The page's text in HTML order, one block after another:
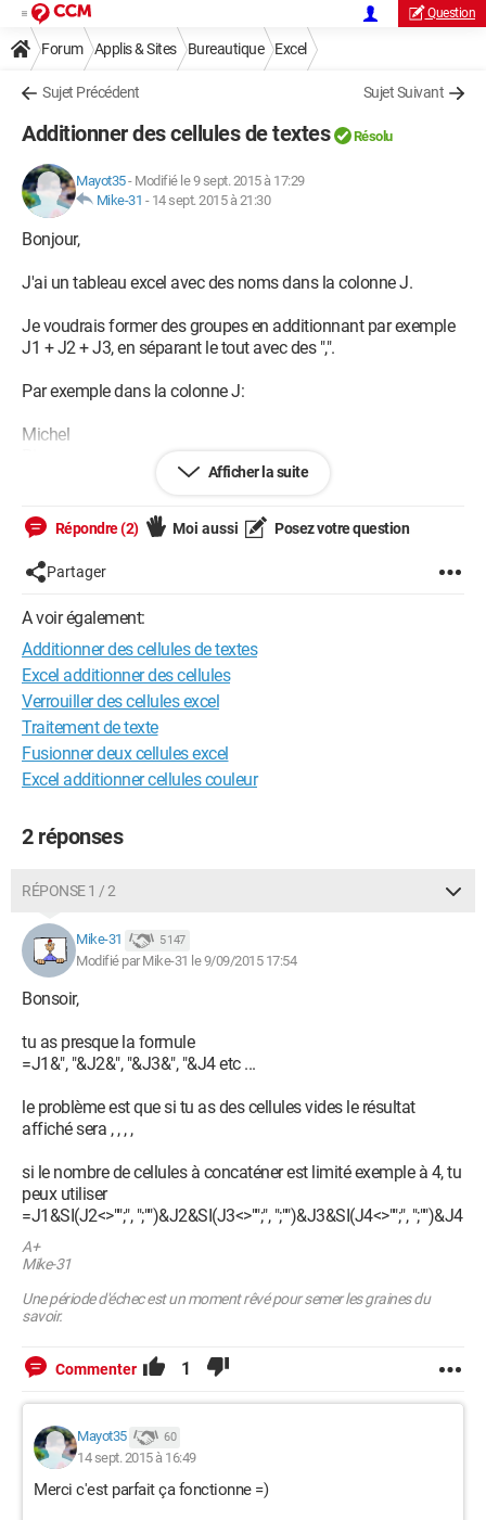
Question
Forum Applis & Sites Bureautique Excel
Sujet Précédent Sujet Suivant
Additionner des cellules de textes Résolu
Mayot35- Modifié le 9 sept. 2015 à 17:29
Mike-31 - 14 sept. 2015 à 21:30
Bonjour,
J'ai un tableau excel avec des noms dans la colonne J.
Je voudrais former des groupes en additionnant par exemple
J1 + J2 + J3, en séparant le tout avec des ",".
Par exemple dans la colonne J:
Michel
Donnerais > Michel, Pierre, Alexandre dans la cellule K1.
J'ai fais avec:
=J1 & J2 & J3
Mais ce me retourne MichelPierreAlexandre
Je vous remercie :)
!
Afficher la suite
Répondre (2) Moi aussi Posez votre question
Partager
A voir également:
Additionner des cellules de textes
Excel additionner des cellules
Verrouiller des cellules excel
Traitement de texte
Fusionner deux cellules excel
Excel additionner cellules couleur
2 réponses
RÉPONSE 1 / 2
Mike-31 5 147
Modifié par Mike-31 le 9/09/2015 17:54
Bonsoir,
tu as presque la formule
=J1&", "&J2&", "&J3&", "&J4 etc ...
le problème est que si tu as des cellules vides le résultat
affiché sera , , , ,
si le nombre de cellules à concaténer est limité exemple à 4, tu
peux utiliser
=J1&SI(J2<>"";", ";"")&J2&SI(J3<>"";", ";"")&J3&SI(J4<>"";", ";"")&J4
A+
Mike-31
Une période d'échec est un moment rêvé pour semer les graines du
savoir.
Commenter 1
Mayot35 60
14 sept. 2015 à 16:49
Merci c'est parfait ça fonctionne =)